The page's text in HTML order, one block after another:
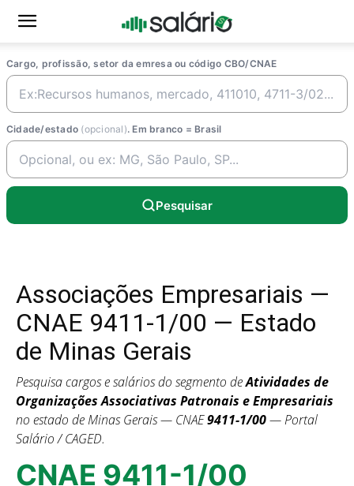
Cargo, profissão, setor da emresa ou código CBO/CNAE
Cidade/estado (opcional). Em branco = Brasil
Pesquisar
Associações Empresariais —
CNAE 9411-1/00 — Estado
de Minas Gerais
Pesquisa cargos e salários do segmento deAtividades de
Organizações Associativas Patronais e Empresariais
no estado de Minas Gerais — CNAE9411-1/00— Portal
Salário / CAGED.
CNAE 9411-1/00